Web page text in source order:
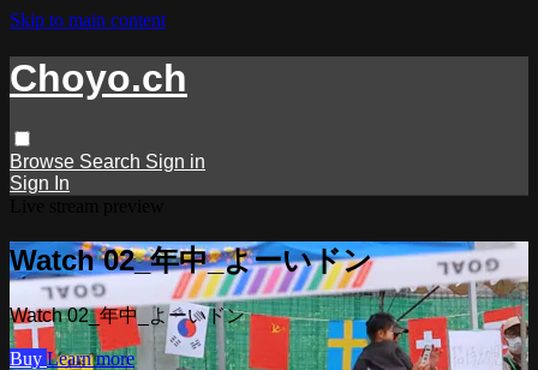
Skip to main content
Choyo.ch
Browse Search Sign in
Sign In
Watch 02_年中_よーいドン
Watch 02_年中_よーいドン
Buy Learn more